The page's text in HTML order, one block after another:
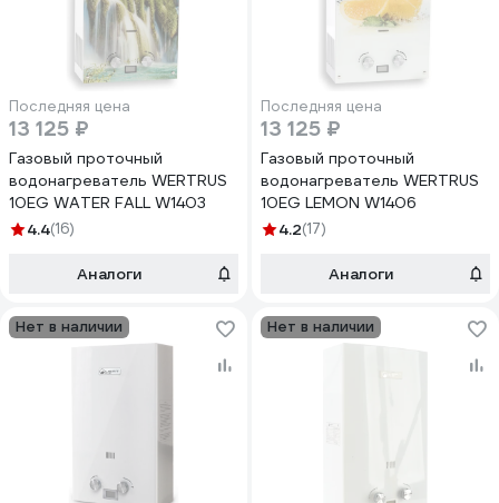
Последняя цена
13 125 ₽
Газовый проточный
водонагреватель WERTRUS
10EG WATER FALL W1403
4.4(16)
Аналоги
Последняя цена
13 125 ₽
Газовый проточный
водонагреватель WERTRUS
10EG LEMON W1406
4.2(17)
Аналоги
Нет в наличии Нет в наличии